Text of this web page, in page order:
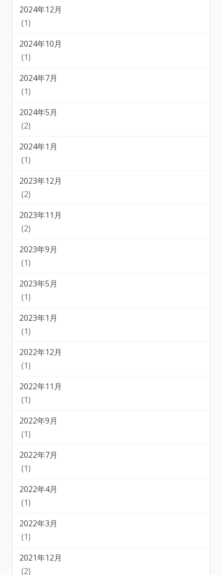
2024年12月
(1)
2024年10月
(1)
2024年7月
(1)
2024年5月
(2)
2024年1月
(1)
2023年12月
(2)
2023年11月
(2)
2023年9月
(1)
2023年5月
(1)
2023年1月
(1)
2022年12月
(1)
2022年11月
(1)
2022年9月
(1)
2022年7月
(1)
2022年4月
(1)
2022年3月
(1)
2021年12月
(2)